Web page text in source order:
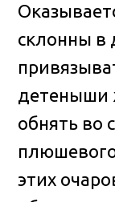
склонны в
детеныши
обнять во
этих